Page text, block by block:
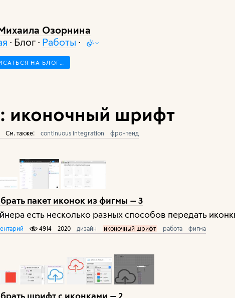
Озорнина
· Блог · Работы ·
НА БЛОГ…
иконочный шрифт
См. также: continuous integration фронтенд
пакет иконок из фигмы — 3
есть несколько разных способов передать
4914 2020 дизайн иконочный шрифт работа фигма
шрифт с иконками — 2